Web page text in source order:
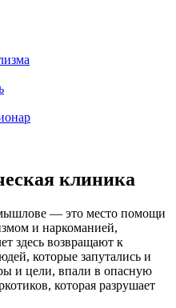
клиника
— это место помощи
и наркоманией,
здесь возвращают к
которые запутались и
и цели, впали в опасную
которая разрушает